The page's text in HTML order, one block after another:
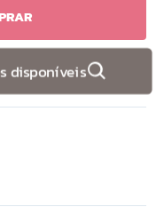
disponíveis